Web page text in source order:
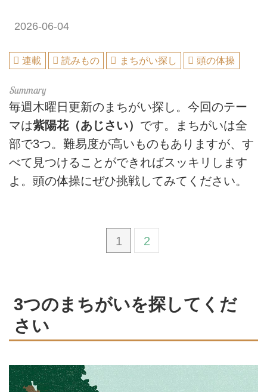
2026-06-04
連載 読みもの まちがい探し 頭の体操
毎週木曜日更新のまちがい探し。今回のテー
マは紫陽花（あじさい） です。まちがいは全
部で3つ。難易度が高いものもありますが、す
べて見つけることができればスッキリします
よ。頭の体操にぜひ挑戦してみてください。
1 2
3つのまちがいを探してくだ
さい